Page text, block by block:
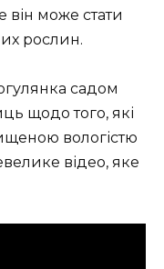
може стати
рослин.
садом
щодо того, які
вологістю
відео, яке